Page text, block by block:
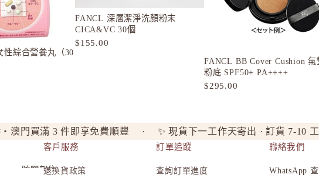
防曬部位
性綜合營養丸（30
FANCL 深層潔淨洗顏粉末
CICA&VC 30個
$155.00
FANCL BB Cover Cushion 氣
粉底 SPF50+ PA++++
$295.00
・澳門買滿 3 件即享免費順豐 · ✨ 現貨下一工作天寄出 · 訂貨 7-10 工
客戶服務
退換貨政策
訂單追蹤
查詢訂單進度
聯絡我們
WhatsApp 查
隱私政策